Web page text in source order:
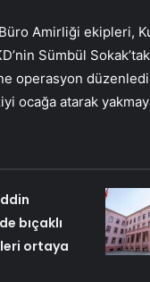
Amirliği ekipleri,
Sümbül
operasyon
ocağa atarak
bıçaklı
ortaya